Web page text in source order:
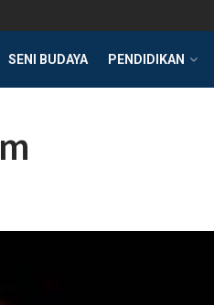
SENI BUDAYA PENDIDIKAN